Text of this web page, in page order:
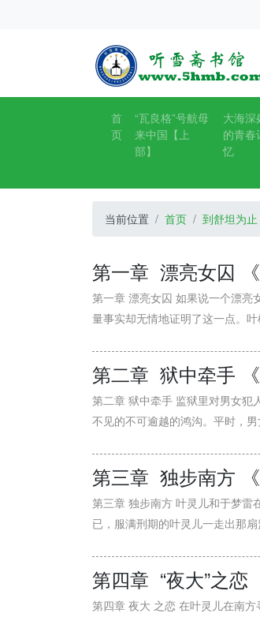
首
页
“瓦良格”号航母
来中国【上
部】
大海深
的青春
忆
当前位置 首页 到舒坦为止
第一章 漂亮女囚 《
第一章 漂亮女囚 如果说一个漂亮
量事实却无情地证明了这一点。
第二章 狱中牵手 《
第二章 狱中牵手 监狱里对男女犯
不见的不可逾越的鸿沟。平时，
第三章 独步南方 《
第三章 独步南方 叶灵儿和于梦雷
已，服满刑期的叶灵儿一走出那
第四章 “夜大”之恋
第四章 夜大 之恋 在叶灵儿在南